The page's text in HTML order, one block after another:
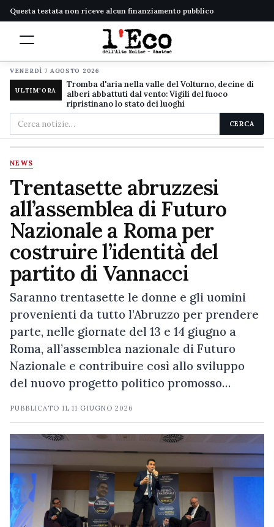
Questa testata non riceve alcun finanziamento pubblico
VENERDÌ 7 AGOSTO 2026
ULTIM'ORA
Tromba d'aria nella valle del Volturno, decine di
alberi abbattuti dal vento: Vigili del fuoco
ripristinano lo stato dei luoghi
Cerca
nel
sito
CERCA
NEWS
Trentasette abruzzesi
all’assemblea di Futuro
Nazionale a Roma per
costruire l’identità del
partito di Vannacci
Saranno trentasette le donne e gli uomini
provenienti da tutto l’Abruzzo per prendere
parte, nelle giornate del 13 e 14 giugno a
Roma, all’assemblea nazionale di Futuro
Nazionale e contribuire così allo sviluppo
del nuovo progetto politico promosso…
PUBBLICATO IL11 GIUGNO 2026